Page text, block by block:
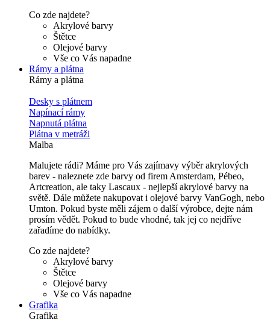
Co zde najdete?
Akrylové barvy
Štětce
Olejové barvy
Vše co Vás napadne
Rámy a plátna
Rámy a plátna
Desky s plátnem
Napínací rámy
Napnutá plátna
Plátna v metráži
Malba
Malujete rádi? Máme pro Vás zajímavy výběr akrylových
barev - naleznete zde barvy od firem Amsterdam, Pébeo,
Artcreation, ale taky Lascaux - nejlepší akrylové barvy na
světě. Dále můžete nakupovat i olejové barvy VanGogh, nebo
Umton. Pokud byste měli zájem o další výrobce, dejte nám
prosím vědět. Pokud to bude vhodné, tak jej co nejdříve
zařadíme do nabídky.
Co zde najdete?
Akrylové barvy
Štětce
Olejové barvy
Vše co Vás napadne
Grafika
Grafika